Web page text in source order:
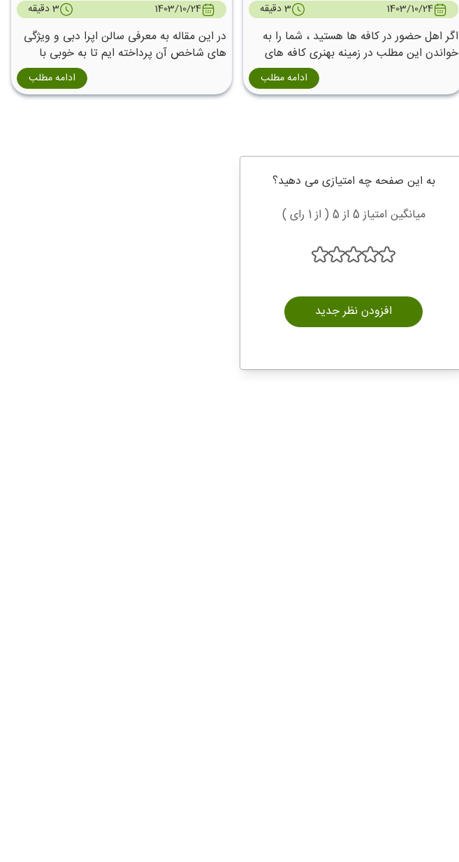
1403/10/24 3 دقیقه
اگر اهل حضور در کافه ها هستید ، شما را به
خواندن این مطلب در زمینه بهنری کافه های
ادامه مطلب
1403/10/24 3 دقیقه
در این مقاله به معرفی سالن اپرا دبی و ویژگی
های شاخص آن پرداخته ایم تا به خوبی با
ادامه مطلب
به این صفحه چه امتیازی می دهید؟
میانگین امتیاز 5 از 5 ( از 1 رای )
افزودن نظر جدید